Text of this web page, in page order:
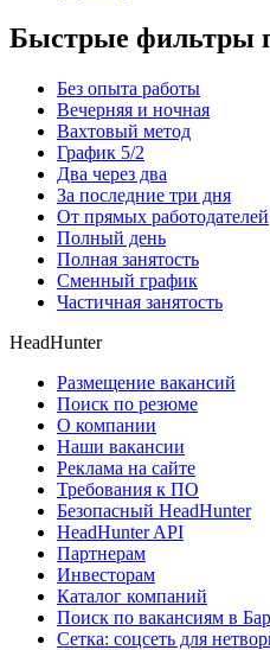
Быстрые фильтры
Без опыта работы
Вечерняя и ночная
Вахтовый метод
График 5/2
Два через два
За последние три дня
От прямых работодателей
Полный день
Полная занятость
Сменный график
Частичная занятость
HeadHunter
Размещение вакансий
Поиск по резюме
О компании
Наши вакансии
Реклама на сайте
Требования к ПО
Безопасный HeadHunter
HeadHunter API
Партнерам
Инвесторам
Каталог компаний
Поиск по вакансиям в
Сетка: соцсеть для